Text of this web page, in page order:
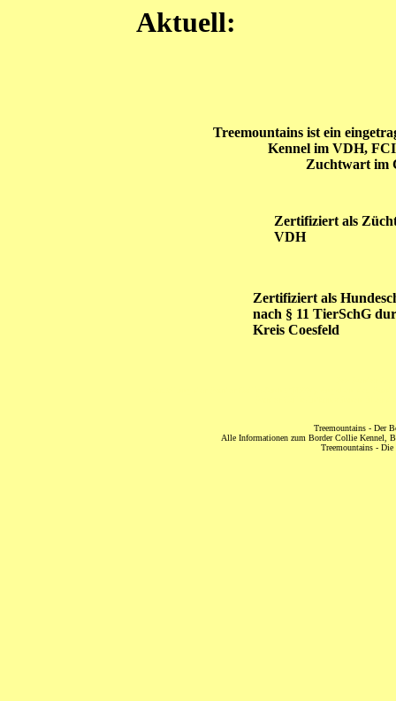
Aktuell:
Treemountains ist ein
Kennel im VDH,
Zuchtwart im
Zertifiziert als
VDH
Zertifiziert als
nach § 11 TierSchG
Kreis Coesfeld
Treemountains - Der
Alle Informationen zum Border Collie Kennel,
Treemountains -